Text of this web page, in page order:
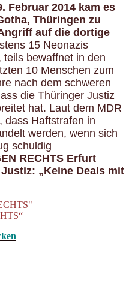
Februar 2014 kam es
Thüringen zu
auf die dortige
15 Neonazis
bewaffnet in den
10 Menschen zum
nach dem schweren
die Thüringer Justiz
hat. Laut dem MDR
dass Haftstrafen in
werden, wenn sich
schuldig
RECHTS Erfurt
„Keine Deals mit